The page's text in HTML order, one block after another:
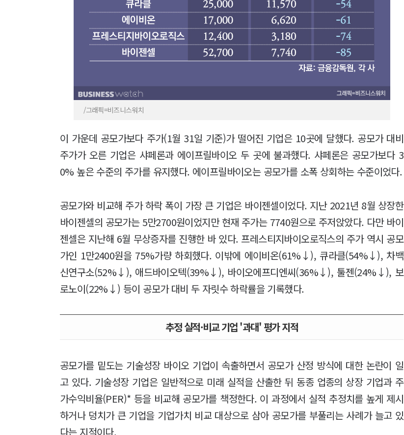
/그래픽=비즈니스워치
이 가운데 공모가보다 주가(1월 31일 기준)가 떨어진 기업은 10곳에 달했다. 공모가 대비
주가가 오른 기업은 샤페론과 에이프릴바이오 두 곳에 불과했다. 샤페론은 공모가보다 3
0% 높은 수준의 주가를 유지했다. 에이프릴바이오는 공모가를 소폭 상회하는 수준이었다.
공모가와 비교해 주가 하락 폭이 가장 큰 기업은 바이젠셀이었다. 지난 2021년 8월 상장한
바이젠셀의 공모가는 5만2700원이었지만 현재 주가는 7740원으로 주저앉았다. 다만 바이
젠셀은 지난해 6월 무상증자를 진행한 바 있다. 프레스티지바이오로직스의 주가 역시 공모
가인 1만2400원을 75%가량 하회했다. 이밖에 에이비온(61%↓), 큐라클(54%↓), 차백
신연구소(52%↓), 애드바이오텍(39%↓), 바이오에프디엔씨(36%↓), 툴젠(24%↓), 보
로노이(22%↓) 등이 공모가 대비 두 자릿수 하락률을 기록했다.
추정 실적·비교 기업 '과대' 평가 지적
공모가를 밑도는 기술성장 바이오 기업이 속출하면서 공모가 산정 방식에 대한 논란이 일
고 있다. 기술성장 기업은 일반적으로 미래 실적을 산출한 뒤 동종 업종의 상장 기업과 주
가수익비율(PER)* 등을 비교해 공모가를 책정한다. 이 과정에서 실적 추정치를 높게 제시
하거나 덩치가 큰 기업을 기업가치 비교 대상으로 삼아 공모가를 부풀리는 사례가 늘고 있
다는 지적이다.